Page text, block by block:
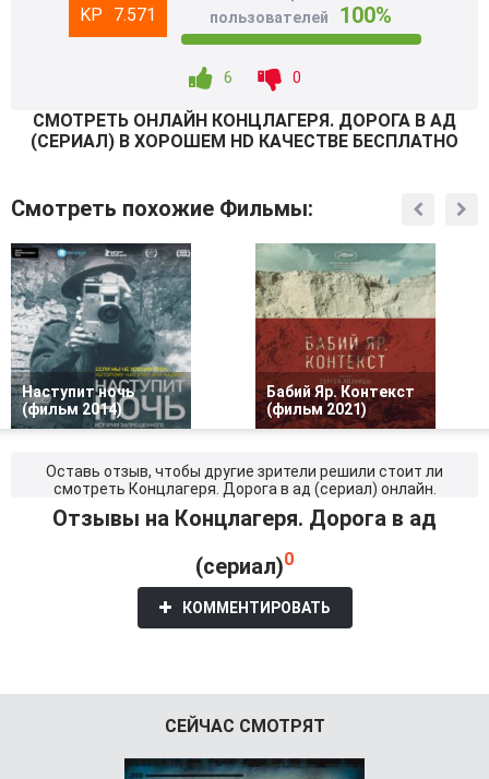
7.571
пользователей
100%
6 0
СМОТРEТЬ ОНЛАЙН КОНЦЛАГЕРЯ. ДОРОГА В АД
(СЕРИАЛ) В ХОРОШЕМ HD КАЧЕСТВЕ БЕСПЛАТНО
Смотреть похожие Фильмы:
Наступит ночь
(фильм 2014)
Бабий Яр. Контекст
(фильм 2021)
Оставь отзыв, чтобы другие зрители решили стоит ли
смотреть Концлагеря. Дорога в ад (сериал) онлайн.
Отзывы на Концлагеря. Дорога в ад
(сериал)0
КОММЕНТИРОВАТЬ
СЕЙЧАС СМОТРЯТ